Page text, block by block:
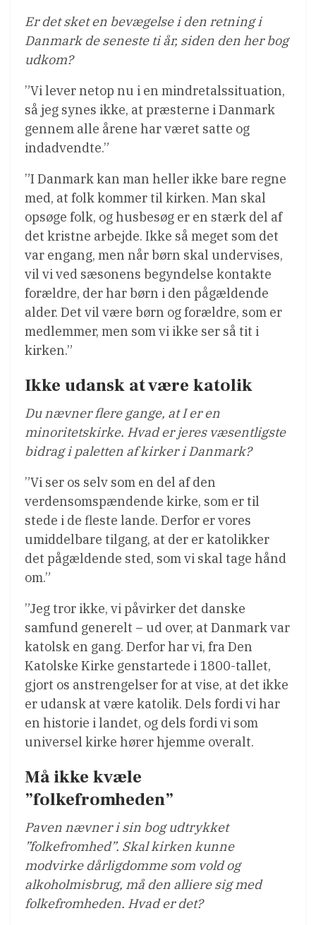
Er det sket en bevægelse i den retning i
Danmark de seneste ti år, siden den her bog
udkom?
”Vi lever netop nu i en mindretalssituation,
så jeg synes ikke, at præsterne i Danmark
gennem alle årene har været satte og
indadvendte.”
”I Danmark kan man heller ikke bare regne
med, at folk kommer til kirken. Man skal
opsøge folk, og husbesøg er en stærk del af
det kristne arbejde. Ikke så meget som det
var engang, men når børn skal undervises,
vil vi ved sæsonens begyndelse kontakte
forældre, der har børn i den pågældende
alder. Det vil være børn og forældre, som er
medlemmer, men som vi ikke ser så tit i
kirken.”
Ikke udansk at være katolik
Du nævner flere gange, at I er en
minoritetskirke. Hvad er jeres væsentligste
bidrag i paletten af kirker i Danmark?
”Vi ser os selv som en del af den
verdensomspændende kirke, som er til
stede i de fleste lande. Derfor er vores
umiddelbare tilgang, at der er katolikker
det pågældende sted, som vi skal tage hånd
om.”
”Jeg tror ikke, vi påvirker det danske
samfund generelt – ud over, at Danmark var
katolsk en gang. Derfor har vi, fra Den
Katolske Kirke genstartede i 1800-tallet,
gjort os anstrengelser for at vise, at det ikke
er udansk at være katolik. Dels fordi vi har
en historie i landet, og dels fordi vi som
universel kirke hører hjemme overalt.
Må ikke kvæle
”folkefromheden”
Paven nævner i sin bog udtrykket
”folkefromhed”. Skal kirken kunne
modvirke dårligdomme som vold og
alkoholmisbrug, må den alliere sig med
folkefromheden. Hvad er det?